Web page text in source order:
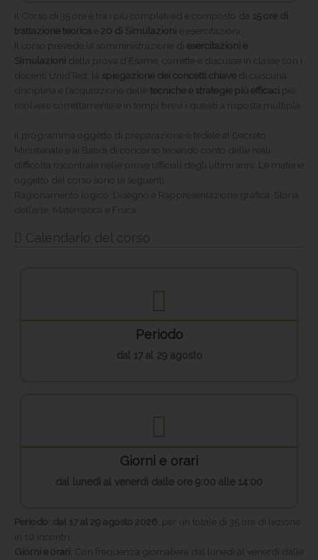
Il Corso di 35 ore è tra i più completi ed è composto da 15 ore di
trattazione teorica e 20 di Simulazioni e esercitazioni.
Il corso prevede la somministrazione di esercitazioni e
Simulazioni della prova d’Esame, corrette e discusse in classe con i
docenti UnidTest, la spiegazione dei concetti chiave di ciascuna
disciplina e l’acquisizione delle tecniche e strategie più efficaci per
risolvere correttamente e in tempi brevi i quesiti a risposta multipla.
Il programma oggetto di preparazione è fedele al Decreto
Ministeriale e ai Bandi di concorso tenendo conto delle reali
difficoltà riscontrate nelle prove ufficiali degli ultimi anni. Le materie
oggetto del corso sono le seguenti:
Ragionamento logico, Disegno e Rappresentazione grafica, Storia
dell’arte, Matematica e Fisica.
Calendario del corso
Periodo
dal 17 al 29 agosto
Giorni e orari
dal lunedì al venerdì dalle ore 9:00 alle 14:00
Periodo dal 17 al 29 agosto 2026 , per un totale di 35 ore di lezione
in 10 incontri.
Giorni e orari : Con frequenza giornaliera dal lunedì al venerdì dalle